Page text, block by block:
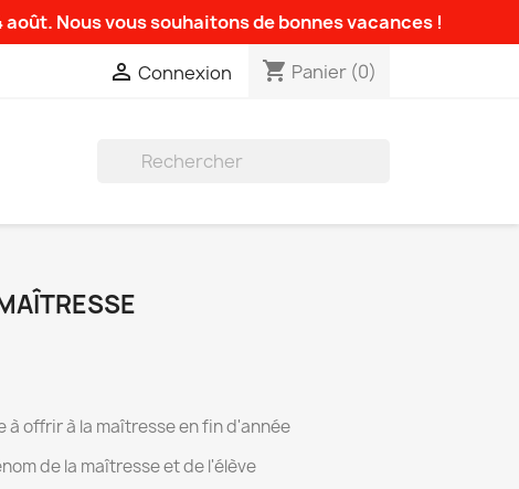
Nous vous souhaitons de bonnes vacances !
 Connexion shopping_cart Panier (0)
à offrir à la maîtresse en fin d'année
de la maîtresse et de l'élève